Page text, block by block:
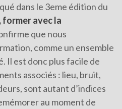
dans le 3eme édition du
former avec la
que nous
comme un ensemble
Il est donc plus facile de
associés : lieu, bruit,
sont autant d’indices
au moment de